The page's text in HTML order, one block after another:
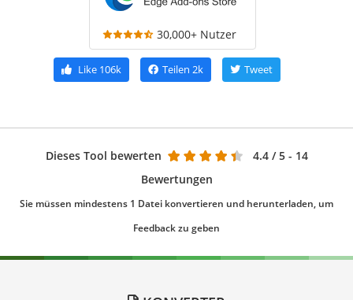
30,000+ Nutzer
Like 106k Teilen 2k Tweet
Dieses Tool bewerten 4.4 / 5 - 14
Bewertungen
Sie müssen mindestens 1 Datei konvertieren und herunterladen, um
Feedback zu geben